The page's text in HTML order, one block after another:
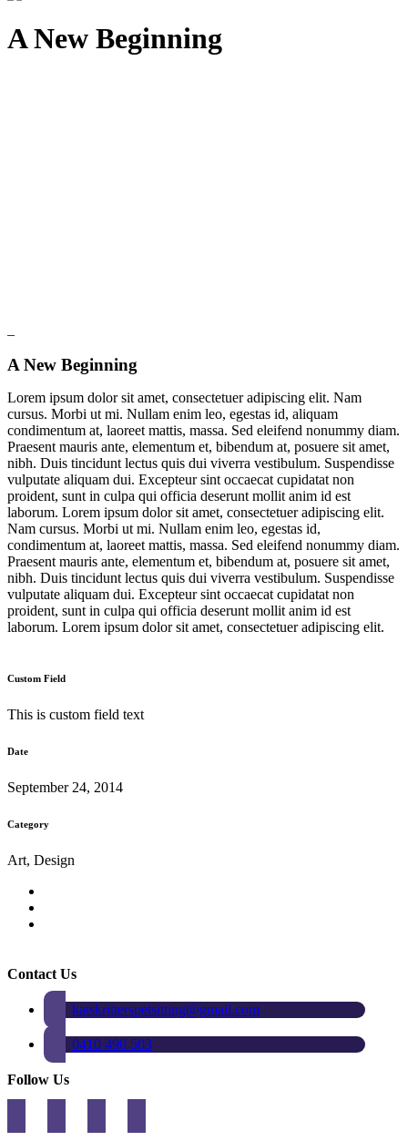
A New Beginning
A New Beginning
Lorem ipsum dolor sit amet, consectetuer adipiscing elit. Nam
cursus. Morbi ut mi. Nullam enim leo, egestas id, aliquam
condimentum at, laoreet mattis, massa. Sed eleifend nonummy diam.
Praesent mauris ante, elementum et, bibendum at, posuere sit amet,
nibh. Duis tincidunt lectus quis dui viverra vestibulum. Suspendisse
vulputate aliquam dui. Excepteur sint occaecat cupidatat non
proident, sunt in culpa qui officia deserunt mollit anim id est
laborum. Lorem ipsum dolor sit amet, consectetuer adipiscing elit.
Nam cursus. Morbi ut mi. Nullam enim leo, egestas id,
condimentum at, laoreet mattis, massa. Sed eleifend nonummy diam.
Praesent mauris ante, elementum et, bibendum at, posuere sit amet,
nibh. Duis tincidunt lectus quis dui viverra vestibulum. Suspendisse
vulputate aliquam dui. Excepteur sint occaecat cupidatat non
proident, sunt in culpa qui officia deserunt mollit anim id est
laborum. Lorem ipsum dolor sit amet, consectetuer adipiscing elit.
Custom Field
This is custom field text
Date
September 24, 2014
Category
Art, Design
Contact Us
katskritterspetsitting@gmail.com
0410 490 503
Follow Us